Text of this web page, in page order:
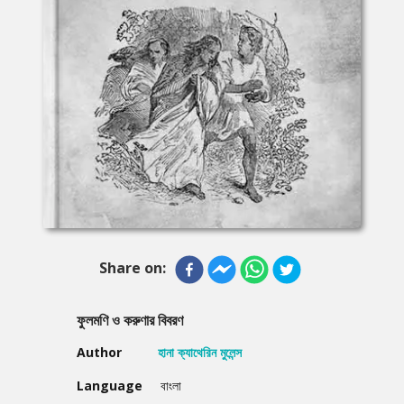
Share on:
ফুলমণি ও করুণার বিবরণ
Author
হানা ক্যাথেরিন মুলেন্স
Language
বাংলা